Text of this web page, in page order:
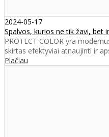
2024-05-17
Spalvos, kurios ne tik žavi, bet
PROTECT COLOR yra
skirtas efektyviai atnaujinti ir
Plačiau